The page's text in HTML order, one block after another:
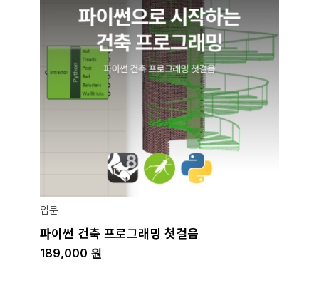
입문
파이썬 건축 프로그래밍 첫걸음
189,000 원